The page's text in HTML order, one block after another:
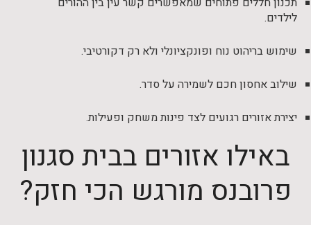
לילדים.
שימוש בריהוט נוח ופונקציונלי ולא רק דקורטיבי.
שילוב אחסון חכם לשמירה על סדר.
יצירת אזורים רגועים לצד פינות משחק ופעילות.
באילו אזורים בבית סגנון
פרובנס מורגש הכי חזק?